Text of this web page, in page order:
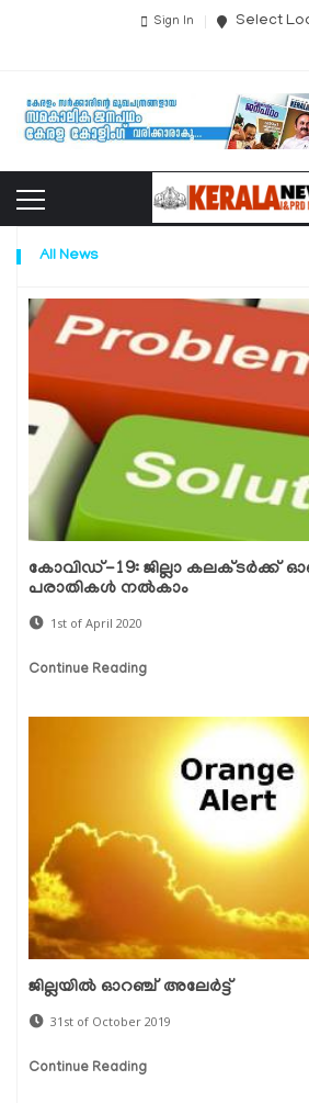
Sign In Select
All News
കോവിഡ്-19: ജില്ലാ കലക്ടര്‍ക്ക്
പരാതികള്‍ നല്‍കാം
1st of April 2020
Continue Reading
ജില്ലയില്‍ ഓറഞ്ച് അലേര്‍ട്ട്
31st of October 2019
Continue Reading